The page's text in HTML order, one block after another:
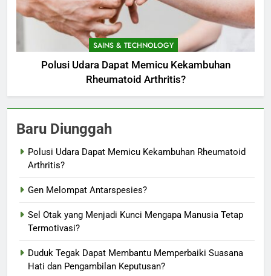
SAINS & TECHNOLOGY
Polusi Udara Dapat Memicu Kekambuhan
Rheumatoid Arthritis?
Baru Diunggah
Polusi Udara Dapat Memicu Kekambuhan Rheumatoid
Arthritis?
Gen Melompat Antarspesies?
Sel Otak yang Menjadi Kunci Mengapa Manusia Tetap
Termotivasi?
Duduk Tegak Dapat Membantu Memperbaiki Suasana
Hati dan Pengambilan Keputusan?